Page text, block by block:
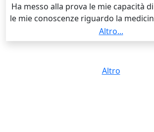
Ha messo alla prova le mie capacità
le mie conoscenze riguardo la
a poter spiegare meglio ai pazienti e
le condizioni cliniche in sede di
Altro...
Altro